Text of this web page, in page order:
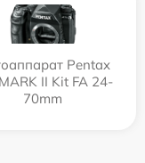
Pentax
II Kit FA 24-
70mm